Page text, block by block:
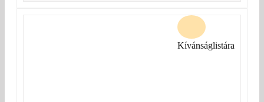
Kívánságlistára